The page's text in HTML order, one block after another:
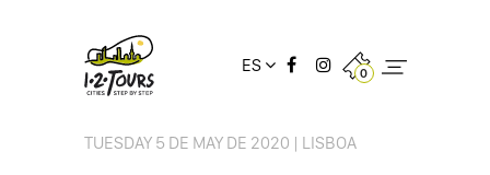
ES 0
TUESDAY 5 DE MAY DE 2020 | LISBOA